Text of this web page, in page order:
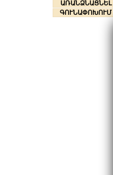
ԱՌԱՆՁՆԱՑՆԵԼ
ԳՈՒՆԱՓՈԽՈՒՄ